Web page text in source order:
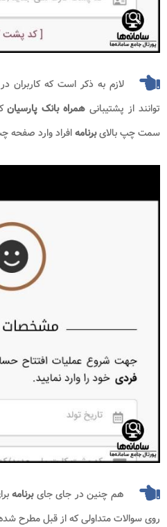
لازم به ذکر است که
توانند از پشتیبانی همراه بانک پارسیان
سمت چپ بالایبرنامهافراد وارد صفحه
هم چنین در جای جایبرنامه
روی سوالات متداولی که از قبل مطرح